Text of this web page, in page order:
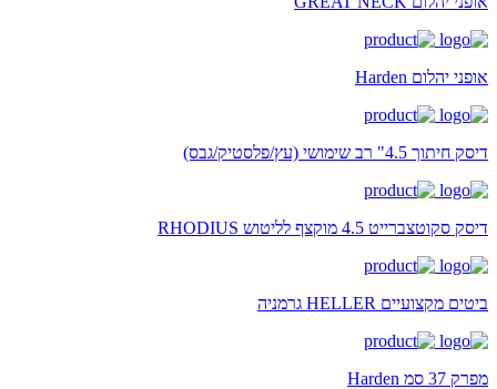
אופני יהלום Harden
דיסק חיתוך 4.5" רב שימושי (עץ/פלסטיק/גבס)
דיסק סקוטצברייט 4.5 מוקצף לליטוש RHODIUS
ביטים מקצועיים HELLER גרמניה
מפרק 37 סמ Harden